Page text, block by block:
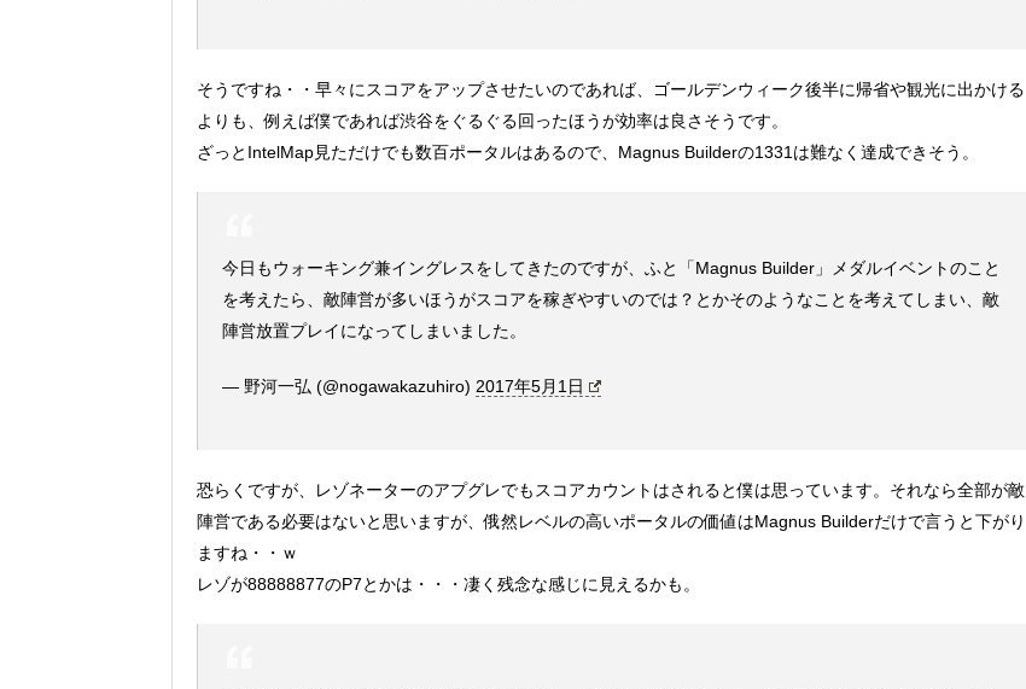
そうですね・・早々にスコアをアップさせたいのであれば、ゴールデンウィーク後半に帰省や観光に出かける
よりも、例えば僕であれば渋谷をぐるぐる回ったほうが効率は良さそうです。
ざっとIntelMap見ただけでも数百ポータルはあるので、Magnus Builderの1331は難なく達成できそう。
今日もウォーキング兼イングレスをしてきたのですが、ふと「Magnus Builder」メダルイベントのこと
を考えたら、敵陣営が多いほうがスコアを稼ぎやすいのでは？とかそのようなことを考えてしまい、敵
陣営放置プレイになってしまいました。
— 野河一弘 (@nogawakazuhiro) 2017年5月1日
恐らくですが、レゾネーターのアプグレでもスコアカウントはされると僕は思っています。それなら全部が敵
陣営である必要はないと思いますが、俄然レベルの高いポータルの価値はMagnus Builderだけで言うと下がり
ますね・・ｗ
レゾが88888877のP7とかは・・・凄く残念な感じに見えるかも。